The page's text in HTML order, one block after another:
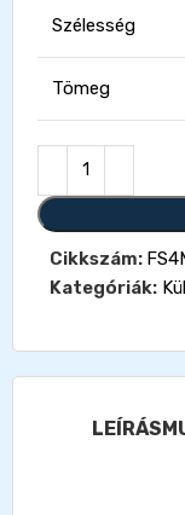
Szélesség
Tömeg
Cikkszám:
Kategóriák:
LEÍRÁS